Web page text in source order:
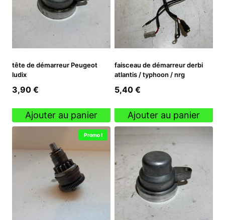
tête de démarreur Peugeot
ludix
3,90 €
Ajouter au panier
faisceau de démarreur derbi
atlantis / typhoon / nrg
5,40 €
Ajouter au panier
Promo !